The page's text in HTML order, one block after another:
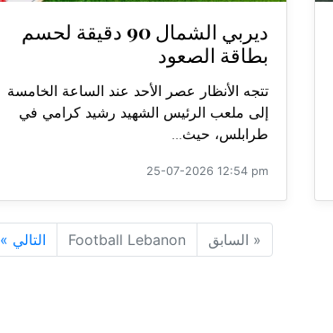
ديربي الشمال 90 دقيقة لحسم
بطاقة الصعود
تتجه الأنظار عصر الأحد عند الساعة الخامسة
إلى ملعب الرئيس الشهيد رشيد كرامي في
طرابلس، حيث...
25-07-2026 12:54 pm
« السابق Football Lebanon التالي »